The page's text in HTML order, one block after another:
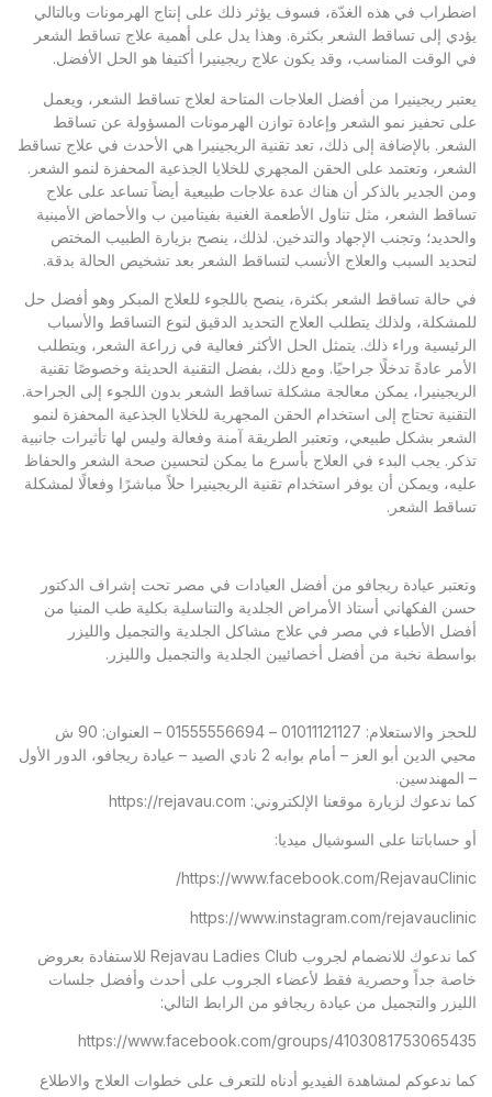
اضطراب في هذه الغدّة، فسوف يؤثر ذلك على إنتاج الهرمونات وبالتالي
يؤدي إلى تساقط الشعر بكثرة. وهذا يدل على أهمية علاج تساقط الشعر
في الوقت المناسب، وقد يكون علاج ريجينيرا أكتيفا هو الحل الأفضل.
يعتبر ريجينيرا من أفضل العلاجات المتاحة لعلاج تساقط الشعر، ويعمل
على تحفيز نمو الشعر وإعادة توازن الهرمونات المسؤولة عن تساقط
الشعر. بالإضافة إلى ذلك، تعد تقنية الريجينيرا هي الأحدث في علاج تساقط
الشعر، وتعتمد على الحقن المجهري للخلايا الجذعية المحفزة لنمو الشعر.
ومن الجدير بالذكر أن هناك عدة علاجات طبيعية أيضاً تساعد على علاج
تساقط الشعر، مثل تناول الأطعمة الغنية بفيتامين ب والأحماض الأمينية
والحديد؛ وتجنب الإجهاد والتدخين. لذلك، ينصح بزيارة الطبيب المختص
لتحديد السبب والعلاج الأنسب لتساقط الشعر بعد تشخيص الحالة بدقة.
في حالة تساقط الشعر بكثرة، ينصح باللجوء للعلاج المبكر وهو أفضل حل
للمشكلة، ولذلك يتطلب العلاج التحديد الدقيق لنوع التساقط والأسباب
الرئيسية وراء ذلك. يتمثل الحل الأكثر فعالية في زراعة الشعر، ويتطلب
الأمر عادةً تدخلًا جراحيًا. ومع ذلك، بفضل التقنية الحديثة وخصوصًا تقنية
الريجينيرا، يمكن معالجة مشكلة تساقط الشعر بدون اللجوء إلى الجراحة.
التقنية تحتاج إلى استخدام الحقن المجهرية للخلايا الجذعية المحفزة لنمو
الشعر بشكل طبيعي، وتعتبر الطريقة آمنة وفعالة وليس لها تأثيرات جانبية
تذكر. يجب البدء في العلاج بأسرع ما يمكن لتحسين صحة الشعر والحفاظ
عليه، ويمكن أن يوفر استخدام تقنية الريجينيرا حلاً مباشرًا وفعالًا لمشكلة
تساقط الشعر.
وتعتبر عيادة ريجافو من أفضل العيادات في مصر تحت إشراف الدكتور
حسن الفكهاني أستاذ الأمراض الجلدية والتناسلية بكلية طب المنيا من
أفضل الأطباء في مصر في علاج مشاكل الجلدية والتجميل والليزر
بواسطة نخبة من أفضل أخصائيين الجلدية والتجميل والليزر.
للحجز والاستعلام: 01011121127 – 01555556694 – العنوان: 90 ش
محيي الدين أبو العز – أمام بوابه 2 نادي الصيد – عيادة ريجافو، الدور الأول
– المهندسين.
كما ندعوك لزيارة موقعنا الإلكتروني: https://rejavau.com
أو حساباتنا على السوشيال ميديا:
https://www.facebook.com/RejavauClinic/
https://www.instagram.com/rejavauclinic
كما ندعوك للانضمام لجروب Rejavau Ladies Club للاستفادة بعروض
خاصة جداً وحصرية فقط لأعضاء الجروب على أحدث وأفضل جلسات
الليزر والتجميل من عيادة ريجافو من الرابط التالي:
https://www.facebook.com/groups/4103081753065435
كما ندعوكم لمشاهدة الفيديو أدناه للتعرف على خطوات العلاج والاطلاع